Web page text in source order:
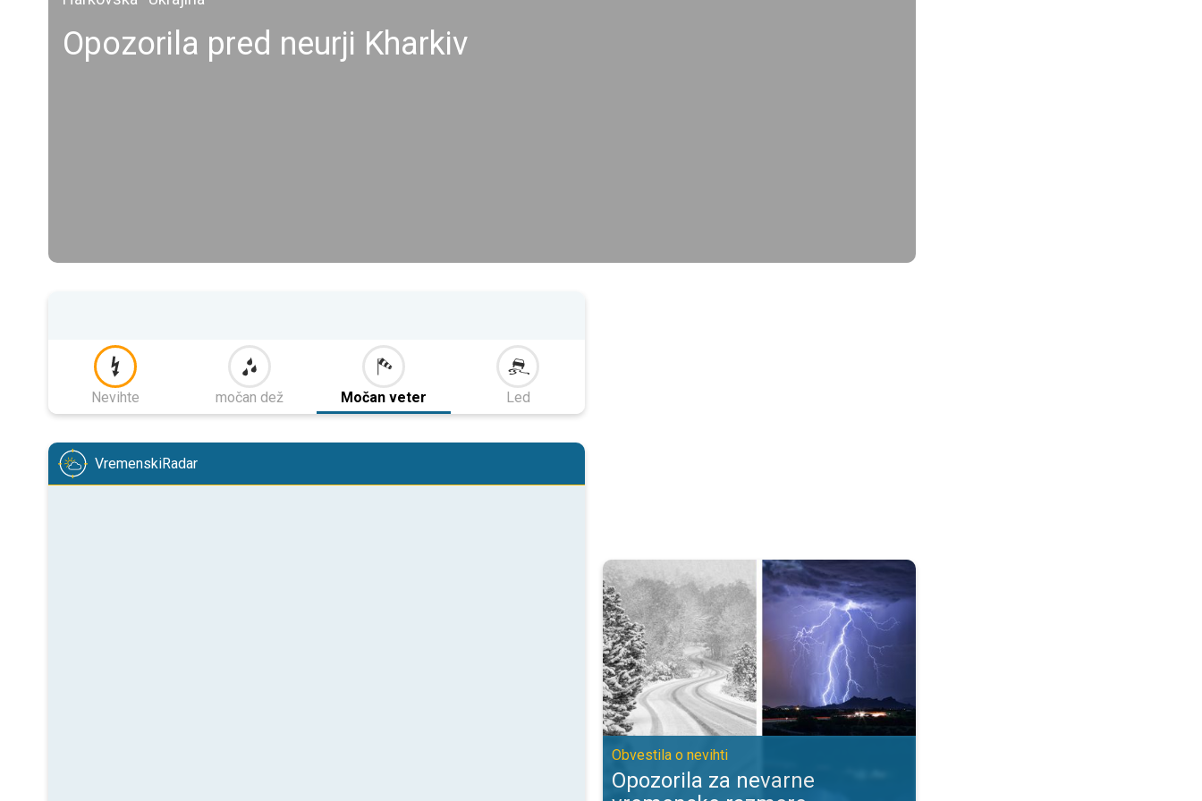
Opozorila pred neurji Kharkiv
Nevihte močan dež Močan veter Led
VremenskiRadar
Opozorila za nevarne vremenske razmere. Obvestila o nevihti. . .
Obvestila o nevihti
Opozorila za nevarne